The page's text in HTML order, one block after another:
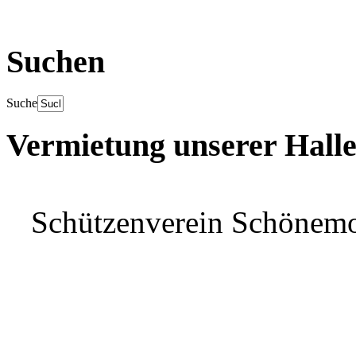
Suchen
Suche
Vermietung unserer Halle
Schützenverein